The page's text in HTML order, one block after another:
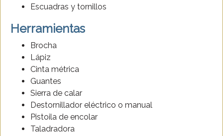
Escuadras y tornillos
Herramientas
Brocha
Lápiz
Cinta métrica
Guantes
Sierra de calar
Destornillador eléctrico o manual
Pistoila de encolar
Taladradora